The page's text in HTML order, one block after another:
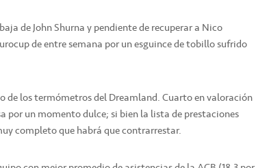
de John Shurna y pendiente de recuperar a Nico
de entre semana por un esguince de tobillo sufrido
de los termómetros del Dreamland. Cuarto en valoración
por un momento dulce; si bien la lista de prestaciones
completo que habrá que contrarrestar.